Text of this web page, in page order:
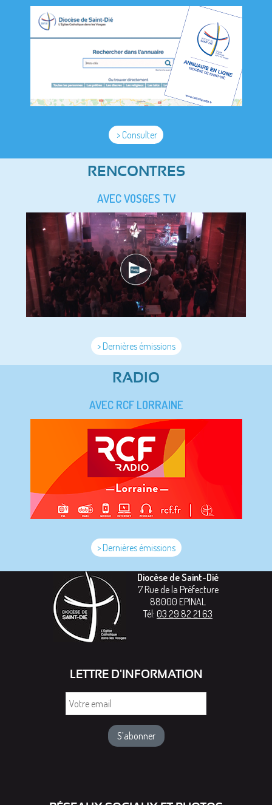
> Consulter
RENCONTRES
AVEC VOSGES TV
> Dernières émissions
RADIO
AVEC RCF LORRAINE
> Dernières émissions
Diocèse de Saint-Dié
7 Rue de la Préfecture
88000 EPINAL
Tél: 03 29 82 21 63
LETTRE D'INFORMATION